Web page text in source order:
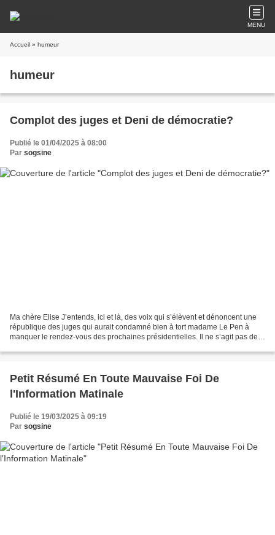
MENU
Accueil » humeur
humeur
Complot des juges et Deni de démocratie?
Publié le 01/04/2025 à 08:00
Par sogsine
Ma chère Elise J’entends, ici et là, des voix qui s’élèvent et dénoncent une
république des juges qui aurait condamné bien à tort madame Le Pen à
manquer le rendez-vous des prochaines présidentielles. Il ne s’agit pas de
Petit Résumé En Toute Mauvaise Foi De
l'Information Matinale
Publié le 19/03/2025 à 09:19
Par sogsine